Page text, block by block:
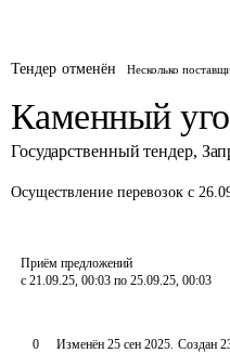
Тендер отменён Несколько
Каменный
Государственный тендер,
Осуществление перевозок с
Приём предложений
с 21.09.25, 00:03 по 25.09.25, 00:03
0 Изменён 25 сен 2025. Создан